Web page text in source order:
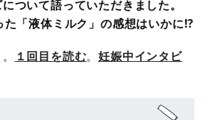
ついて語っていただきました。
た「液体ミルク」の感想はいかに⁉
１回目を読む。妊娠中インタビ